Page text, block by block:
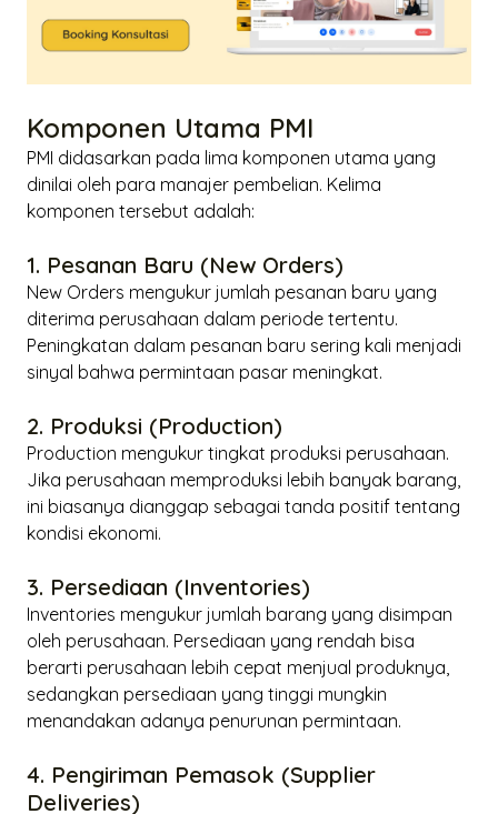
Komponen Utama PMI
PMI didasarkan pada lima komponen utama yang
dinilai oleh para manajer pembelian. Kelima
komponen tersebut adalah:
1. Pesanan Baru (New Orders)
New Orders mengukur jumlah pesanan baru yang
diterima perusahaan dalam periode tertentu.
Peningkatan dalam pesanan baru sering kali menjadi
sinyal bahwa permintaan pasar meningkat.
2. Produksi (Production)
Production mengukur tingkat produksi perusahaan.
Jika perusahaan memproduksi lebih banyak barang,
ini biasanya dianggap sebagai tanda positif tentang
kondisi ekonomi.
3. Persediaan (Inventories)
Inventories mengukur jumlah barang yang disimpan
oleh perusahaan. Persediaan yang rendah bisa
berarti perusahaan lebih cepat menjual produknya,
sedangkan persediaan yang tinggi mungkin
menandakan adanya penurunan permintaan.
4. Pengiriman Pemasok (Supplier
Deliveries)